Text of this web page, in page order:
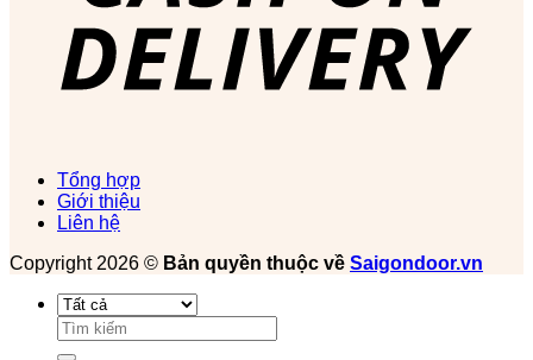
Tổng hợp
Giới thiệu
Liên hệ
Copyright 2026 © Bản quyền thuộc về Saigondoor.vn
Tìm
kiếm: